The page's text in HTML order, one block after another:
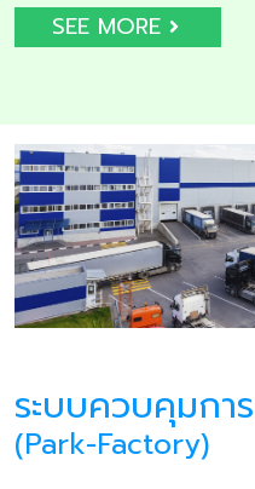
SEE MORE
ระบบควบคุมกา
(Park-Factory)